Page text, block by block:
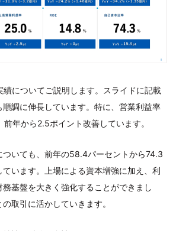
についてご説明します。スライドに記載
調に伸長しています。特に、営業利益率
年から2.5ポイント改善しています。
ついても、前年の58.4パーセントから74.3
います。上場による資本増強に加え、利
基盤を大きく強化することができまし
取引に活かしていきます。